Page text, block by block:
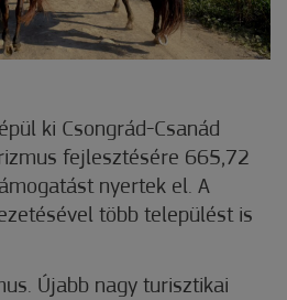
ki Csongrád-Csanád
fejlesztésére 665,72
nyertek el. A
több települést is
Újabb nagy turisztikai